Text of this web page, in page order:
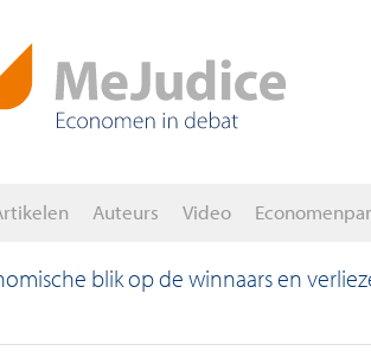
Auteurs Video
blik op de winnaars en